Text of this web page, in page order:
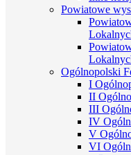
Powiatowe
Ogólnopolski
I
II
III
IV
V
VI